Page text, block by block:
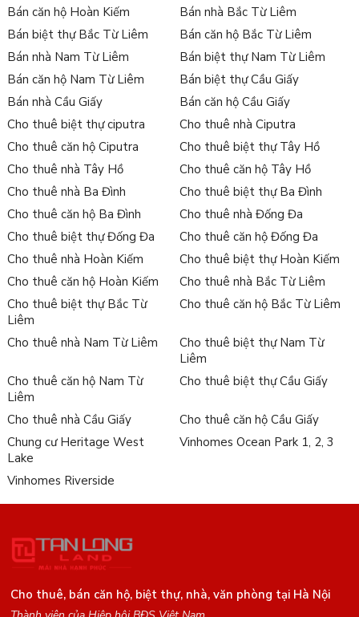
Bán căn hộ Hoàn Kiếm
Bán nhà Bắc Từ Liêm
Bán biệt thự Bắc Từ Liêm
Bán căn hộ Bắc Từ Liêm
Bán nhà Nam Từ Liêm
Bán biệt thự Nam Từ Liêm
Bán căn hộ Nam Từ Liêm
Bán biệt thự Cầu Giấy
Bán nhà Cầu Giấy
Bán căn hộ Cầu Giấy
Cho thuê biệt thự ciputra
Cho thuê nhà Ciputra
Cho thuê căn hộ Ciputra
Cho thuê biệt thự Tây Hồ
Cho thuê nhà Tây Hồ
Cho thuê căn hộ Tây Hồ
Cho thuê nhà Ba Đình
Cho thuê biệt thự Ba Đình
Cho thuê căn hộ Ba Đình
Cho thuê nhà Đống Đa
Cho thuê biệt thự Đống Đa
Cho thuê căn hộ Đống Đa
Cho thuê nhà Hoàn Kiếm
Cho thuê biệt thự Hoàn Kiếm
Cho thuê căn hộ Hoàn Kiếm
Cho thuê nhà Bắc Từ Liêm
Cho thuê biệt thự Bắc Từ
Liêm
Cho thuê căn hộ Bắc Từ Liêm
Cho thuê nhà Nam Từ Liêm
Cho thuê biệt thự Nam Từ
Liêm
Cho thuê căn hộ Nam Từ
Liêm
Cho thuê biệt thự Cầu Giấy
Cho thuê nhà Cầu Giấy
Cho thuê căn hộ Cầu Giấy
Chung cư Heritage West
Lake
Vinhomes Ocean Park 1, 2, 3
Vinhomes Riverside
Cho thuê, bán căn hộ, biệt thự, nhà, văn phòng tại Hà Nội